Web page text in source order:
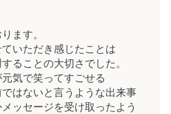
ます。
いただき感じたことは
ることの大切さでした。
気で笑ってすごせる
はないと言うような出来事
ッセージを受け取ったよう